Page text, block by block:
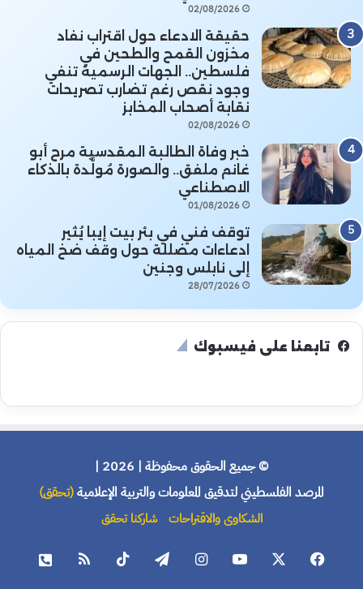
02/08/2026
حقيقة الادعاء حول اقتراب نفاد
مخزون القمح والطحين في
فلسطين.. الجهات الرسمية تنفي
وجود نقص رغم تضارب تصريحات
نقابة أصحاب المخابز
02/08/2026
خبر وفاة الطالبة المقدسية مرح أبو
غانم ملفق.. والصورة مُولَّدة بالذكاء
الاصطناعي
01/08/2026
توقف فني في بئر بيت إيبا يُثير
ادعاءات مضللة حول وقف ضخ المياه
إلى نابلس وجنين
28/07/2026
تابعنا على فيسبوك
© جميع الحقوق محفوظة | 2026 |
المرصد الفلسطيني لتدقيق المعلومات والتربية الإعلامية(تحقق)
الشكاوى والاقتراحات شاركنا تحقق
فيسبوك يوتيوب انستقرام تيلقرام ‫TikTok ملخص